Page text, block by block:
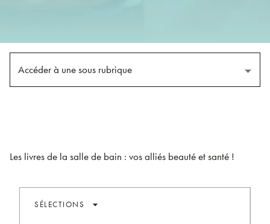
Accéder à une sous rubrique
Les livres de la salle de bain : vos alliés beauté et santé !
SÉLECTIONS arrow_drop_down